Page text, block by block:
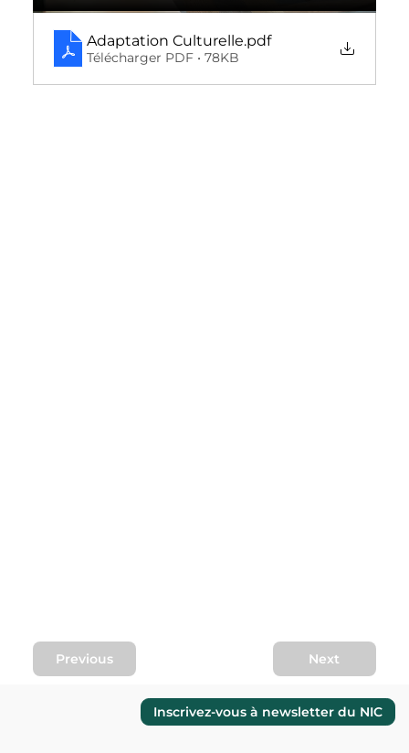
Adaptation Culturelle.pdf
Télécharger PDF • 78KB
Previous Next
Inscrivez-vous à newsletter du NIC